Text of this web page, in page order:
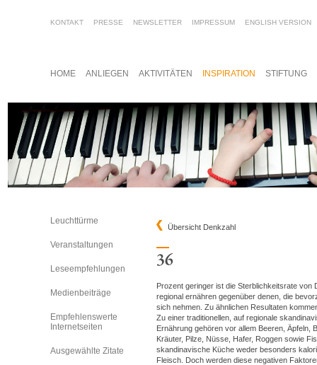
HOME ANLIEGEN AKTIVITÄTEN INSPIRATION STIFTUNG
Leuchttürme
Veranstaltungen
Leseempfehlungen
Medienbeiträge
Empfehlenswerte
Internetseiten
Ausgewählte Zitate
Übersicht Denkzahl
Prozent geringer ist die Sterblichkeitsrate von
regional ernähren gegenüber denen, die
sich nehmen. Zu ähnlichen Resultaten
Zu einer traditionellen, auf regionale
Ernährung gehören vor allem Beeren, Äpfeln,
Kräuter, Pilze, Nüsse, Hafer, Roggen sowie
skandinavische Küche weder besonders
Fleisch. Doch werden diese negativen
KONTAKT PRESSE NEWSLETTER IMPRESSUM ENGLISH VERSION